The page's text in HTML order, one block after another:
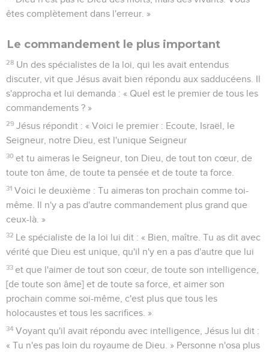
êtes complètement dans l'erreur. »
Le commandement le plus important
28 Un des spécialistes de la loi, qui les avait entendus
discuter, vit que Jésus avait bien répondu aux sadducéens. Il
s'approcha et lui demanda : « Quel est le premier de tous les
commandements ? »
29 Jésus répondit : « Voici le premier : Ecoute, Israël, le
Seigneur, notre Dieu, est l'unique Seigneur
30 et tu aimeras le Seigneur, ton Dieu, de tout ton cœur, de
toute ton âme, de toute ta pensée et de toute ta force.
31 Voici le deuxième : Tu aimeras ton prochain comme toi-
même. Il n'y a pas d'autre commandement plus grand que
ceux-là. »
32 Le spécialiste de la loi lui dit : « Bien, maître. Tu as dit avec
vérité que Dieu est unique, qu'il n'y en a pas d'autre que lui
33 et que l'aimer de tout son cœur, de toute son intelligence,
[de toute son âme] et de toute sa force, et aimer son
prochain comme soi-même, c'est plus que tous les
holocaustes et tous les sacrifices. »
34 Voyant qu'il avait répondu avec intelligence, Jésus lui dit :
« Tu n'es pas loin du royaume de Dieu. » Personne n'osa plus